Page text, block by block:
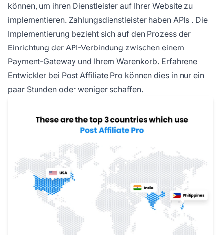
können, um ihren Dienstleister auf Ihrer Website zu
implementieren. Zahlungsdienstleister haben APIs . Die
Implementierung bezieht sich auf den Prozess der
Einrichtung der API-Verbindung zwischen einem
Payment-Gateway und Ihrem Warenkorb. Erfahrene
Entwickler bei Post Affiliate Pro können dies in nur ein
paar Stunden oder weniger schaffen.